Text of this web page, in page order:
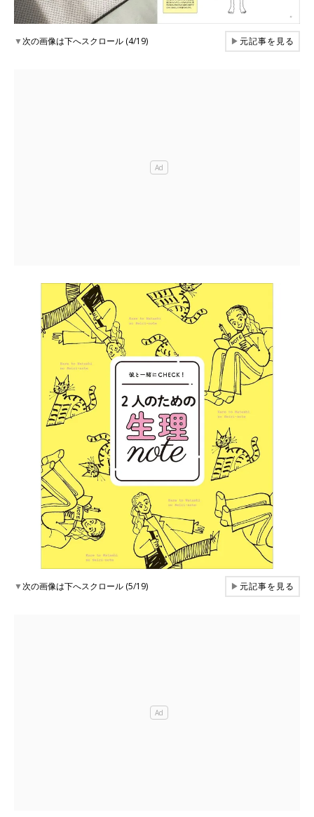
▼次の画像は下へスクロール (4/19) ▶元記事を見る
▼次の画像は下へスクロール (5/19) ▶元記事を見る